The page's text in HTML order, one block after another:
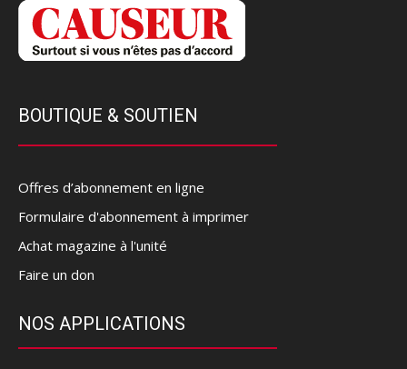
BOUTIQUE & SOUTIEN
Offres d’abonnement en ligne
Formulaire d'abonnement à imprimer
Achat magazine à l'unité
Faire un don
NOS APPLICATIONS